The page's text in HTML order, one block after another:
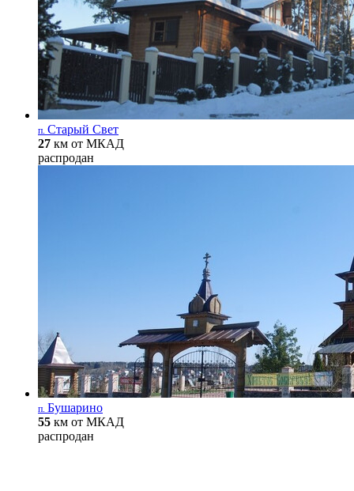
п. Старый Свет
27 км от МКАД
распродан
п. Бушарино
55 км от МКАД
распродан